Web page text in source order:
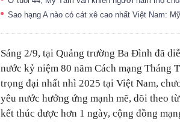
Sao hạng A nào có cát xê cao nhất Việt Nam:
Sáng 2/9, tại Quảng trường Ba Đình đã
nước kỷ niệm 80 năm Cách mạng Tháng
trọng đại nhất nhì 2025 tại Việt Nam,
yêu nước hưởng ứng mạnh mẽ, dõi theo
kết thúc được hơn 1 ngày, cộng đồng